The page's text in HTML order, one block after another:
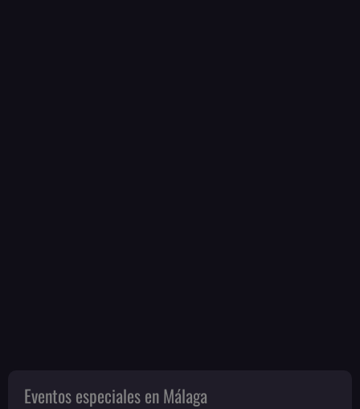
Eventos especiales en Málaga